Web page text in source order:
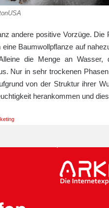
andere positive Vorzüge. Die
Baumwollpflanze auf
die Menge an Wasser,
Nur in sehr trockenen
von der Struktur ihrer
herankommen und